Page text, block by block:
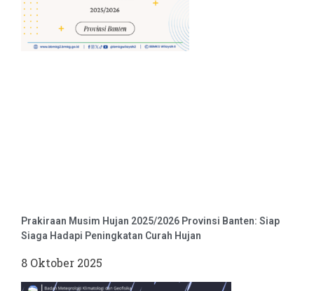
Prakiraan Musim Hujan 2025/2026 Provinsi Banten: Siap
Siaga Hadapi Peningkatan Curah Hujan
8 Oktober 2025